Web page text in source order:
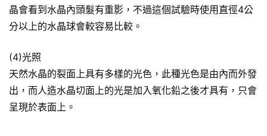
晶會看到水晶內頭髮有重影，不過這個試驗時使用直徑4公
分以上的水晶球會較容易比較。
(4)光照
天然水晶的裂面上具有多樣的光色，此種光色是由內而外發
出，而人造水晶切面上的光是加入氧化鉛之後才具有，只會
呈現於表面上。